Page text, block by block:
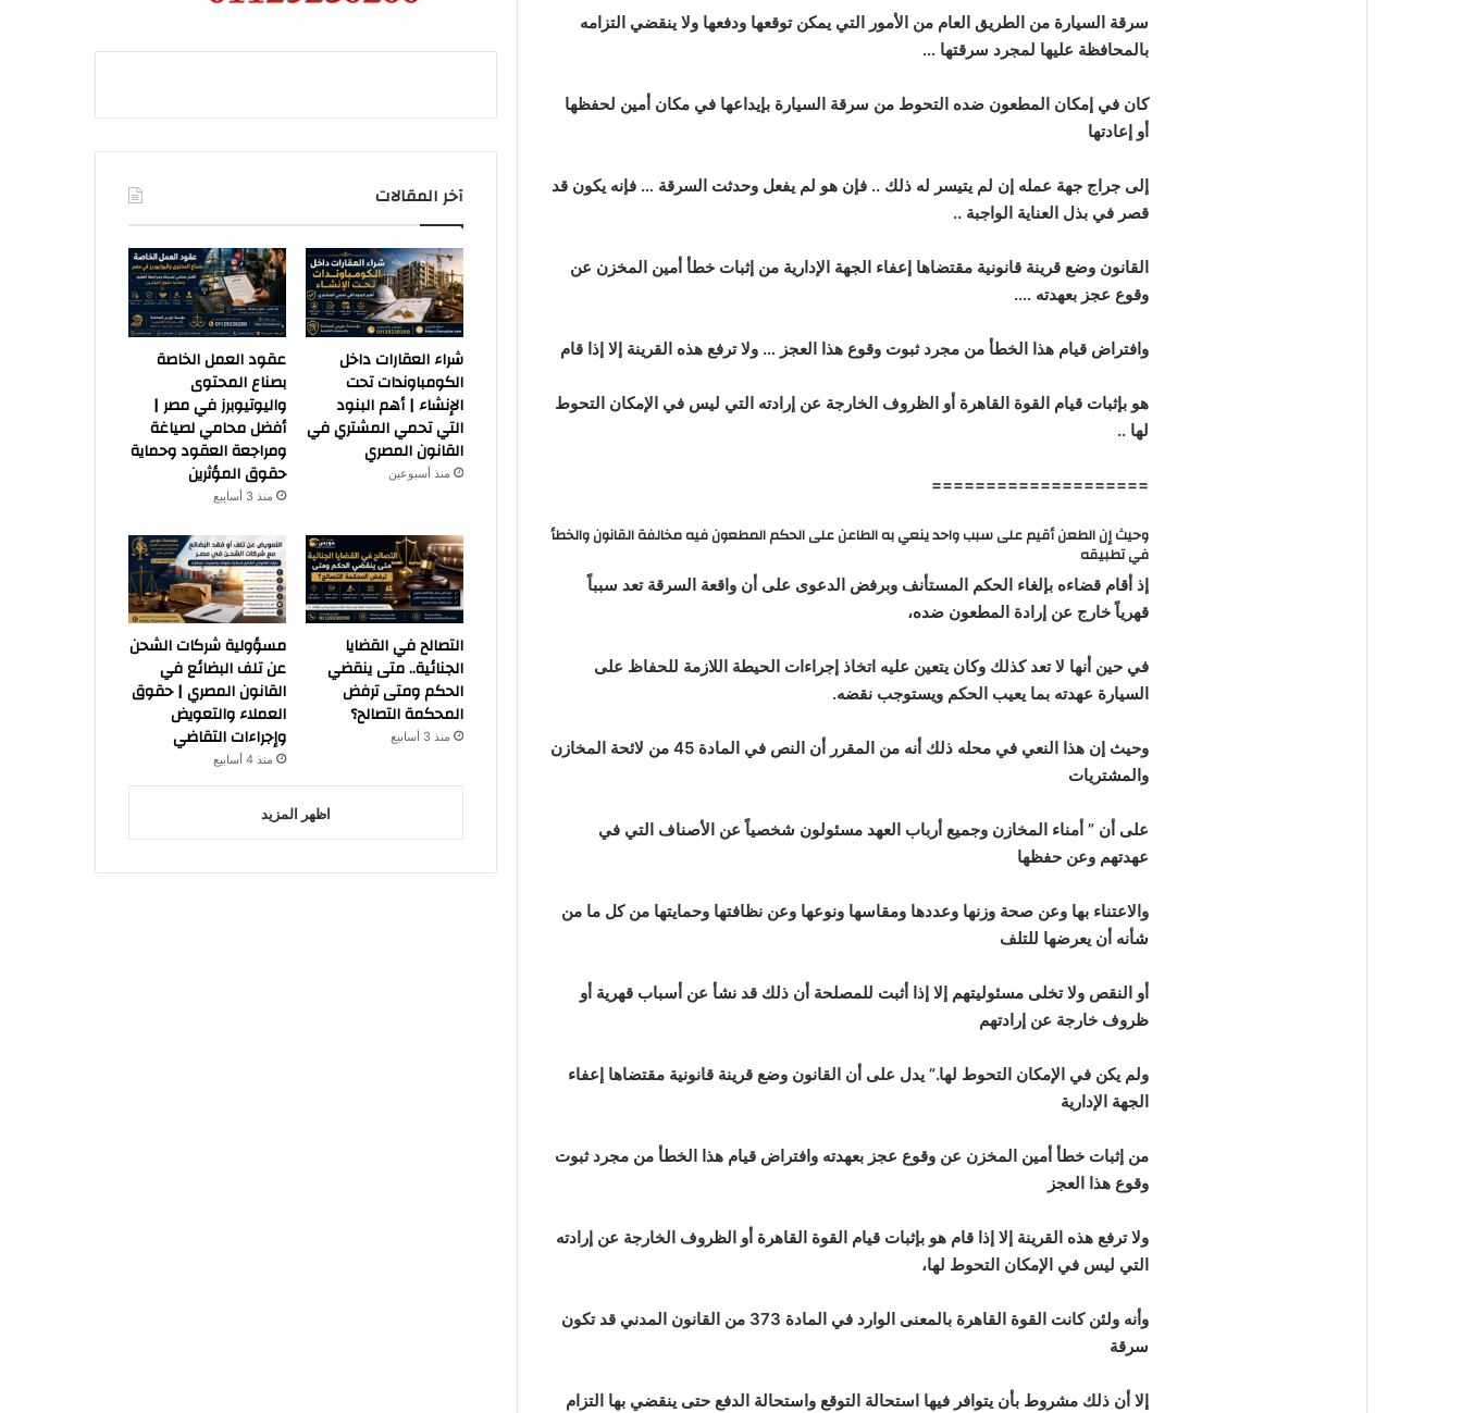
سرقة السيارة من الطريق العام من الأمور التي يمكن توقعها ودفعها ولا ينقضي التزامه
بالمحافظة عليها لمجرد سرقتها …
كان في إمكان المطعون ضده التحوط من سرقة السيارة بإيداعها في مكان أمين لحفظها
أو إعادتها
إلى جراج جهة عمله إن لم يتيسر له ذلك .. فإن هو لم يفعل وحدثت السرقة … فإنه يكون قد
قصر في بذل العناية الواجبة ..
القانون وضع قرينة قانونية مقتضاها إعفاء الجهة الإدارية من إثبات خطأ أمين المخزن عن
وقوع عجز بعهدته ….
وافتراض قيام هذا الخطأ من مجرد ثبوت وقوع هذا العجز … ولا ترفع هذه القرينة إلا إذا قام
هو بإثبات قيام القوة القاهرة أو الظروف الخارجة عن إرادته التي ليس في الإمكان التحوط
لها ..
====================
وحيث إن الطعن أقيم على سبب واحد ينعي به الطاعن على الحكم المطعون فيه مخالفة القانون والخطأ
في تطبيقه
إذ أقام قضاءه بإلغاء الحكم المستأنف وبرفض الدعوى على أن واقعة السرقة تعد سبباً
قهرياً خارج عن إرادة المطعون ضده،
في حين أنها لا تعد كذلك وكان يتعين عليه اتخاذ إجراءات الحيطة اللازمة للحفاظ على
السيارة عهدته بما يعيب الحكم ويستوجب نقضه.
وحيث إن هذا النعي في محله ذلك أنه من المقرر أن النص في المادة 45 من لائحة المخازن
والمشتريات
على أن ” أمناء المخازن وجميع أرباب العهد مسئولون شخصياً عن الأصناف التي في
عهدتهم وعن حفظها
والاعتناء بها وعن صحة وزنها وعددها ومقاسها ونوعها وعن نظافتها وحمايتها من كل ما من
شأنه أن يعرضها للتلف
أو النقص ولا تخلى مسئوليتهم إلا إذا أثبت للمصلحة أن ذلك قد نشأ عن أسباب قهرية أو
ظروف خارجة عن إرادتهم
ولم يكن في الإمكان التحوط لها.” يدل على أن القانون وضع قرينة قانونية مقتضاها إعفاء
الجهة الإدارية
من إثبات خطأ أمين المخزن عن وقوع عجز بعهدته وافتراض قيام هذا الخطأ من مجرد ثبوت
وقوع هذا العجز
ولا ترفع هذه القرينة إلا إذا قام هو بإثبات قيام القوة القاهرة أو الظروف الخارجة عن إرادته
التي ليس في الإمكان التحوط لها،
وأنه ولئن كانت القوة القاهرة بالمعنى الوارد في المادة 373 من القانون المدني قد تكون
سرقة
إلا أن ذلك مشروط بأن يتوافر فيها استحالة التوقع واستحالة الدفع حتى ينقضي بها التزام
آخر المقالات
شراء العقارات داخل
الكومباوندات تحت
الإنشاء | أهم البنود
التي تحمي المشتري في
القانون المصري
منذ أسبوعين
عقود العمل الخاصة
بصناع المحتوى
واليوتيوبرز في مصر |
أفضل محامي لصياغة
ومراجعة العقود وحماية
حقوق المؤثرين
منذ 3 أسابيع
التصالح في القضايا
الجنائية.. متى ينقضي
الحكم ومتى ترفض
المحكمة التصالح؟
منذ 3 أسابيع
مسؤولية شركات الشحن
عن تلف البضائع في
القانون المصري | حقوق
العملاء والتعويض
وإجراءات التقاضي
منذ 4 أسابيع
اظهر المزيد